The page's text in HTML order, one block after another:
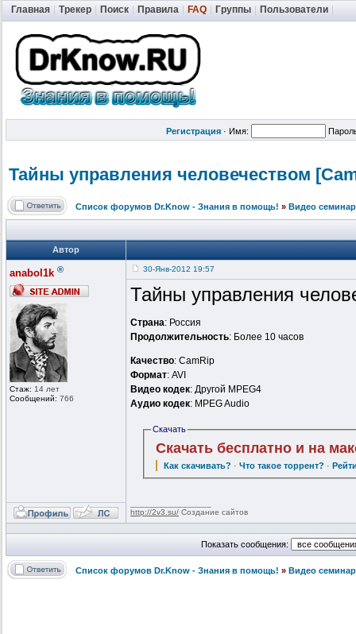
Главная Трекер Поиск Правила FAQ Группы Пользователи
Регистрация · Имя:
Тайны управления человечеством
Список форумов Dr.Know - Знания в помощь! » Видео
Автор
anabol1k ®
Стаж: 14 лет
Сообщений: 766
30-Янв-2012 19:57
Тайны управления
Страна: Россия
Продолжительность: Более 10 часов
Качество: CamRip
Формат: AVI
Видео кодек: Другой MPEG4
Аудио кодек: MPEG Audio
Скачать
Скачать бесплатно и на
Как скачивать? ·Что такое торрент? ·
http://2v3.su/ Создание сайтов
Показать сообщения:
Список форумов Dr.Know - Знания в помощь! » Видео